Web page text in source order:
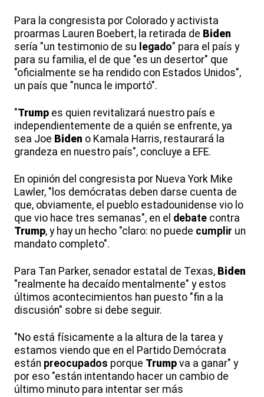
Para la congresista por Colorado y activista
proarmas Lauren Boebert, la retirada de Biden
sería "un testimonio de su legado" para el país y
para su familia, el de que "es un desertor" que
"oficialmente se ha rendido con Estados Unidos",
un país que "nunca le importó".
"Trump es quien revitalizará nuestro país e
independientemente de a quién se enfrente, ya
sea Joe Biden o Kamala Harris, restaurará la
grandeza en nuestro país", concluye a EFE.
En opinión del congresista por Nueva York Mike
Lawler, "los demócratas deben darse cuenta de
que, obviamente, el pueblo estadounidense vio lo
que vio hace tres semanas", en el debate contra
Trump, y hay un hecho "claro: no puede cumplir un
mandato completo".
Para Tan Parker, senador estatal de Texas, Biden
"realmente ha decaído mentalmente" y estos
últimos acontecimientos han puesto "fin a la
discusión" sobre si debe seguir.
"No está físicamente a la altura de la tarea y
estamos viendo que en el Partido Demócrata
están preocupados porque Trump va a ganar" y
por eso "están intentando hacer un cambio de
último minuto para intentar ser más